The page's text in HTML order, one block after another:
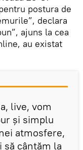
postura de
declara
ajuns la cea
au existat
live, vom
şi simplu
atmosfere,
să cântăm la